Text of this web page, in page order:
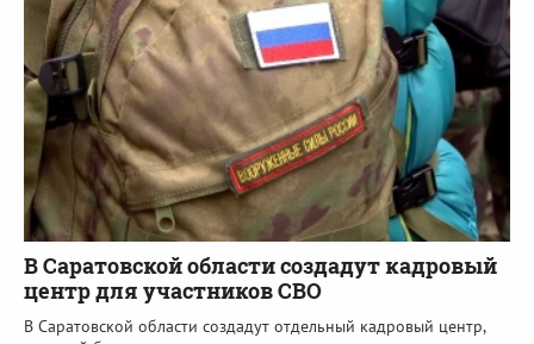
В Саратовской области создадут кадровый
центр для участников СВО
В Саратовской области создадут отдельный кадровый центр,